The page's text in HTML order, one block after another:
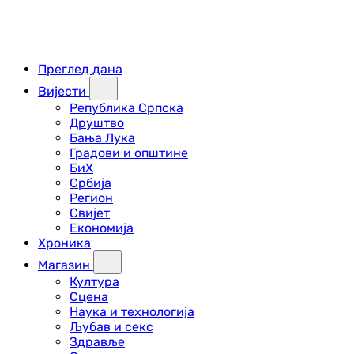
Преглед дана
Вијести
Република Српска
Друштво
Бања Лука
Градови и општине
БиХ
Србија
Регион
Свијет
Економија
Хроника
Магазин
Култура
Сцена
Наука и технологија
Љубав и секс
Здравље